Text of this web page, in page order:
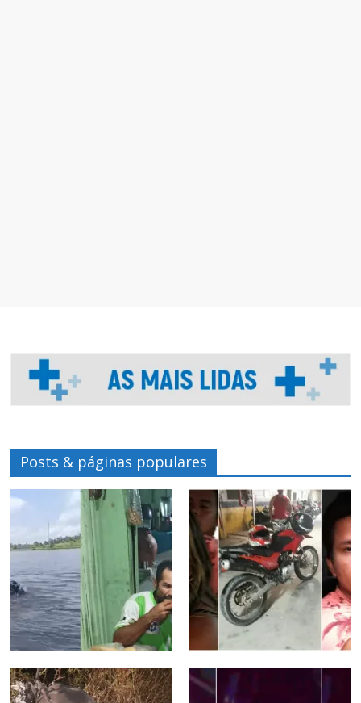
Posts & páginas populares